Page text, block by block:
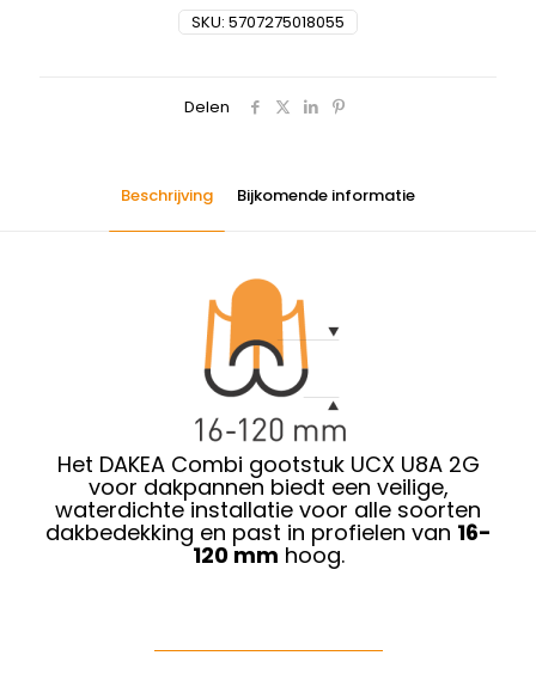
SKU: 5707275018055
Delen
Beschrijving Bijkomende informatie
Het DAKEA Combi gootstuk UCX U8A 2G
voor dakpannen biedt een veilige,
waterdichte installatie voor alle soorten
dakbedekking en past in profielen van 16-
120 mm hoog.